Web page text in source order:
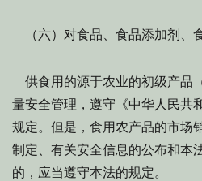
（六）对食品、食品添加剂、
供食用的源于农业的初级产品
量安全管理，遵守《中华人民共
规定。但是，食用农产品的市场
制定、有关安全信息的公布和本
的，应当遵守本法的规定。